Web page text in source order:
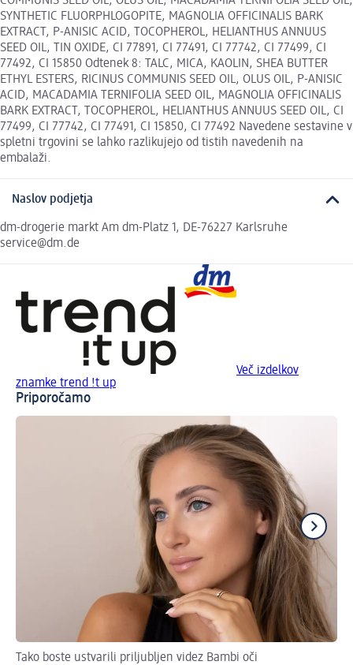
SYNTHETIC FLUORPHLOGOPITE, MAGNOLIA OFFICINALIS BARK
EXTRACT, P-ANISIC ACID, TOCOPHEROL, HELIANTHUS ANNUUS
SEED OIL, TIN OXIDE, CI 77891, CI 77491, CI 77742, CI 77499, CI
77492, CI 15850 Odtenek 8: TALC, MICA, KAOLIN, SHEA BUTTER
ETHYL ESTERS, RICINUS COMMUNIS SEED OIL, OLUS OIL, P-ANISIC
ACID, MACADAMIA TERNIFOLIA SEED OIL, MAGNOLIA OFFICINALIS
BARK EXTRACT, TOCOPHEROL, HELIANTHUS ANNUUS SEED OIL, CI
77499, CI 77742, CI 77491, CI 15850, CI 77492 Navedene sestavine v
spletni trgovini se lahko razlikujejo od tistih navedenih na
embalaži.
Naslov podjetja
dm-drogerie markt Am dm-Platz 1, DE-76227 Karlsruhe
service@dm.de
Več izdelkov
znamke trend !t up
Priporočamo
Tako boste ustvarili priljubljen videz Bambi oči